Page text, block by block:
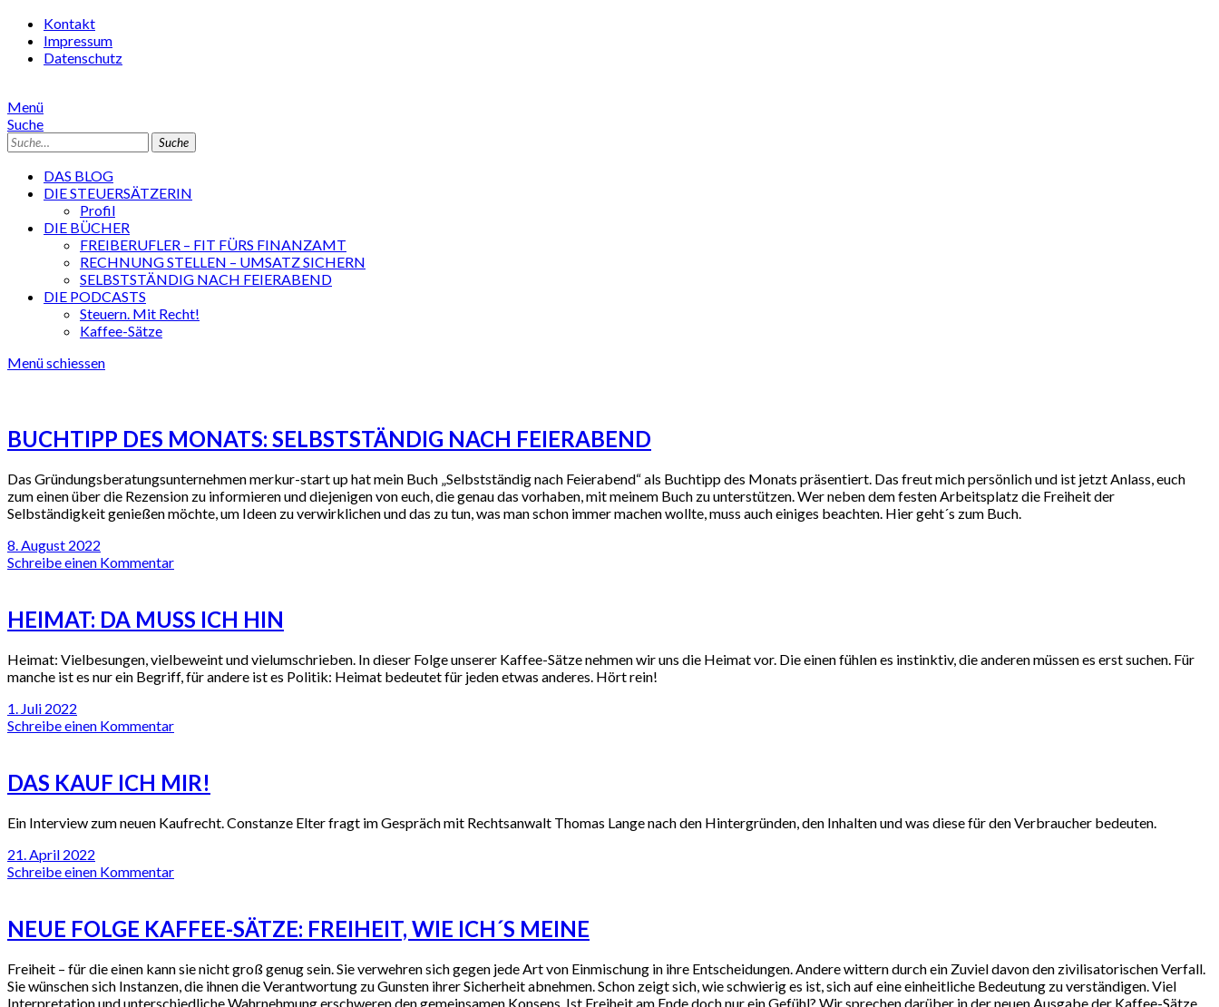
Kontakt
Impressum
Datenschutz
Menü
Suche
Suche
DAS BLOG
DIE STEUERSÄTZERIN
Profil
DIE BÜCHER
FREIBERUFLER – FIT FÜRS FINANZAMT
RECHNUNG STELLEN – UMSATZ SICHERN
SELBSTSTÄNDIG NACH FEIERABEND
DIE PODCASTS
Steuern. Mit Recht!
Kaffee-Sätze
Menü schiessen
BUCHTIPP DES MONATS: SELBSTSTÄNDIG NACH FEIERABEND
Das Gründungsberatungsunternehmen merkur-start up hat mein Buch „Selbstständig nach Feierabend“ als Buchtipp des Monats präsentiert. Das freut mich persönlich und ist jetzt Anlass, euch
zum einen über die Rezension zu informieren und diejenigen von euch, die genau das vorhaben, mit meinem Buch zu unterstützen. Wer neben dem festen Arbeitsplatz die Freiheit der
Selbständigkeit genießen möchte, um Ideen zu verwirklichen und das zu tun, was man schon immer machen wollte, muss auch einiges beachten. Hier geht´s zum Buch.
8. August 2022
Schreibe einen Kommentar
HEIMAT: DA MUSS ICH HIN
Heimat: Vielbesungen, vielbeweint und vielumschrieben. In dieser Folge unserer Kaffee-Sätze nehmen wir uns die Heimat vor. Die einen fühlen es instinktiv, die anderen müssen es erst suchen. Für
manche ist es nur ein Begriff, für andere ist es Politik: Heimat bedeutet für jeden etwas anderes. Hört rein!
1. Juli 2022
Schreibe einen Kommentar
DAS KAUF ICH MIR!
Ein Interview zum neuen Kaufrecht. Constanze Elter fragt im Gespräch mit Rechtsanwalt Thomas Lange nach den Hintergründen, den Inhalten und was diese für den Verbraucher bedeuten.
21. April 2022
Schreibe einen Kommentar
NEUE FOLGE KAFFEE-SÄTZE: FREIHEIT, WIE ICH´S MEINE
Freiheit – für die einen kann sie nicht groß genug sein. Sie verwehren sich gegen jede Art von Einmischung in ihre Entscheidungen. Andere wittern durch ein Zuviel davon den zivilisatorischen Verfall.
Sie wünschen sich Instanzen, die ihnen die Verantwortung zu Gunsten ihrer Sicherheit abnehmen. Schon zeigt sich, wie schwierig es ist, sich auf eine einheitliche Bedeutung zu verständigen. Viel
Interpretation und unterschiedliche Wahrnehmung erschweren den gemeinsamen Konsens. Ist Freiheit am Ende doch nur ein Gefühl? Wir sprechen darüber in der neuen Ausgabe der Kaffee-Sätze.